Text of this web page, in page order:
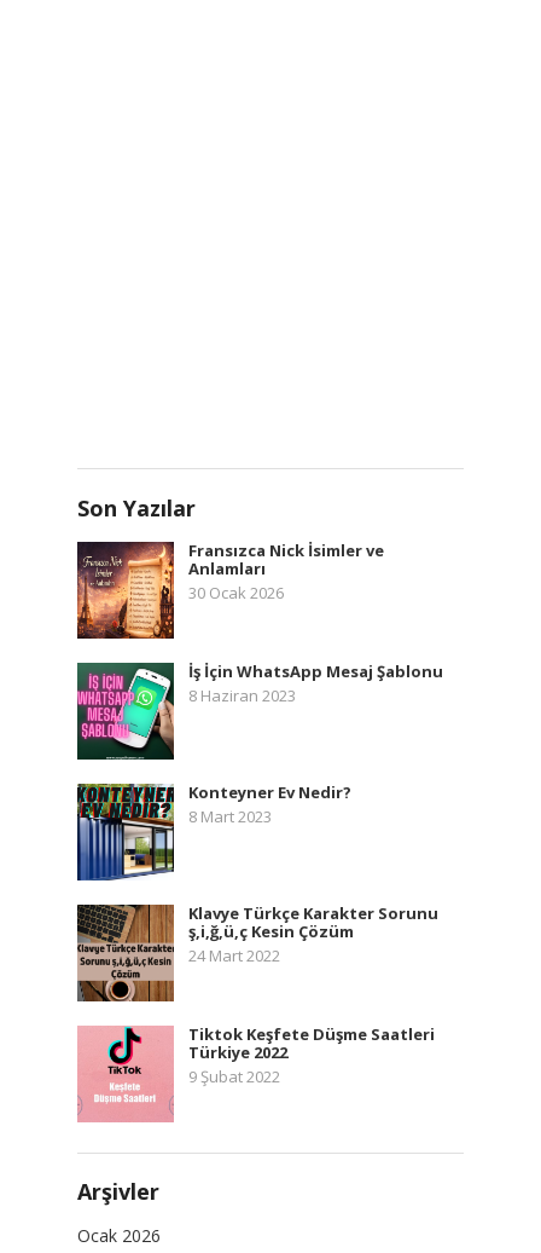
Son Yazılar
Fransızca Nick İsimler ve
Anlamları
30 Ocak 2026
İş İçin WhatsApp Mesaj Şablonu
8 Haziran 2023
Konteyner Ev Nedir?
8 Mart 2023
Klavye Türkçe Karakter Sorunu
ş,i,ğ,ü,ç Kesin Çözüm
24 Mart 2022
Tiktok Keşfete Düşme Saatleri
Türkiye 2022
9 Şubat 2022
Arşivler
Ocak 2026